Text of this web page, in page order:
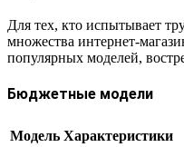
Для тех, кто испытывает
множества интернет-
популярных моделей,
Бюджетные модели
Модель Характеристики